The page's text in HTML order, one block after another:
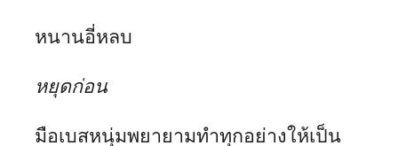
หนานอี่หลบ
หยุดก่อน
มือเบสหนุ่มพยายามทำทุกอย่างให้เป็น